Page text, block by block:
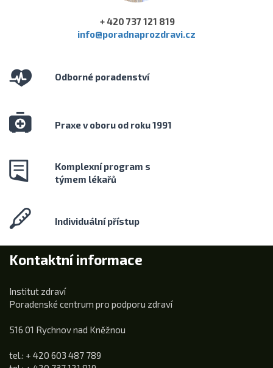
+ 420 737 121 819
info@poradnaprozdravi.cz
Odborné poradenství
Praxe v oboru od roku 1991
Komplexní program s
týmem lékařů
Individuální přístup
Kontaktní informace
Institut zdraví
Poradenské centrum pro podporu zdraví
516 01 Rychnov nad Kněžnou
tel.: + 420 603 487 789